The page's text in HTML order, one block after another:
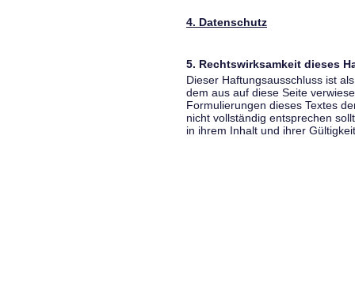
4. Datenschutz
5. Rechtswirksamkeit dieses
Dieser Haftungsausschluss ist
dem aus auf diese Seite
Formulierungen dieses Textes
nicht vollständig entsprechen
in ihrem Inhalt und ihrer